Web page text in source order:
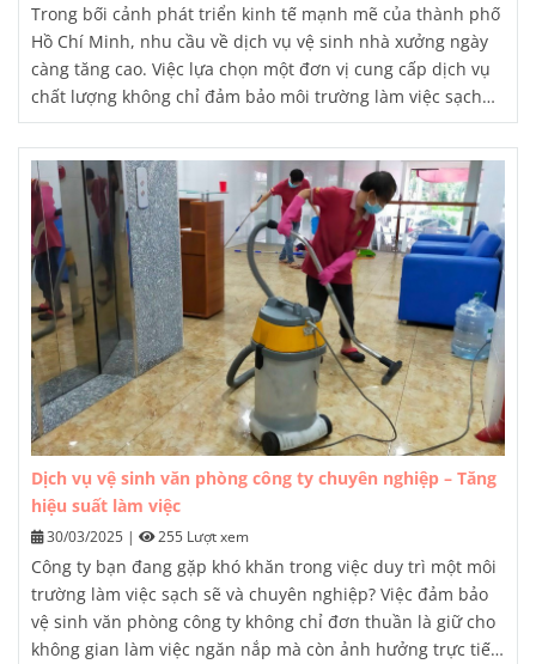
Trong bối cảnh phát triển kinh tế mạnh mẽ của thành phố
Hồ Chí Minh, nhu cầu về dịch vụ vệ sinh nhà xưởng ngày
càng tăng cao. Việc lựa chọn một đơn vị cung cấp dịch vụ
chất lượng không chỉ đảm bảo môi trường làm việc sạch
sẽ, an toàn mà còn góp phần nâng cao hiệu suất sản xuất
và bảo vệ sức khỏe cho người lao động. Bài viết này sẽ
cung cấp cho bạn những thông tin chi tiết về dịch vụ vệ
sinh nhà xưởng tại TP.HCM, từ đó giúp bạn đưa ra quyết
định sáng suốt nhất.
Dịch vụ vệ sinh văn phòng công ty chuyên nghiệp – Tăng
hiệu suất làm việc
30/03/2025 | 255 Lượt xem
Công ty bạn đang gặp khó khăn trong việc duy trì một môi
trường làm việc sạch sẽ và chuyên nghiệp? Việc đảm bảo
vệ sinh văn phòng công ty không chỉ đơn thuần là giữ cho
không gian làm việc ngăn nắp mà còn ảnh hưởng trực tiếp